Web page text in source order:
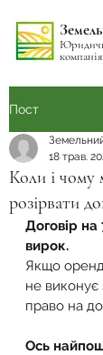
компанія
Пост
Коли і чому
розірвати
18 трав.
Договір на
вирок.
Якщо
не виконує
право на
Ось